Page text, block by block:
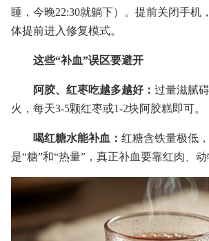
睡，今晚22:30就躺下）。提前关闭手机
体提前进入修复模式。
这些“补血”误区要避开
阿胶、红枣吃越多越好： 过量滋腻
火，每天3-5颗红枣或1-2块阿胶糕即可。
喝红糖水能补血： 红糖含铁量极低
是“糖”和“热量”，真正补血要靠红肉、动